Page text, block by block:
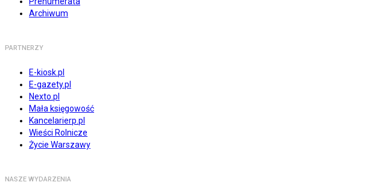
Archiwum
PARTNERZY
E-kiosk.pl
E-gazety.pl
Nexto.pl
Mała księgowość
Kancelarierp.pl
Wieści Rolnicze
Życie Warszawy
NASZE WYDARZENIA